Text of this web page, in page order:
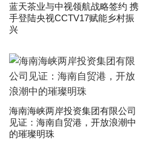
蓝天茶业与中视领航战略签约 携
手登陆央视CCTV17赋能乡村振
兴
海南海峡两岸投资集团有限公司
见证：海南自贸港，开放浪潮中
的璀璨明珠